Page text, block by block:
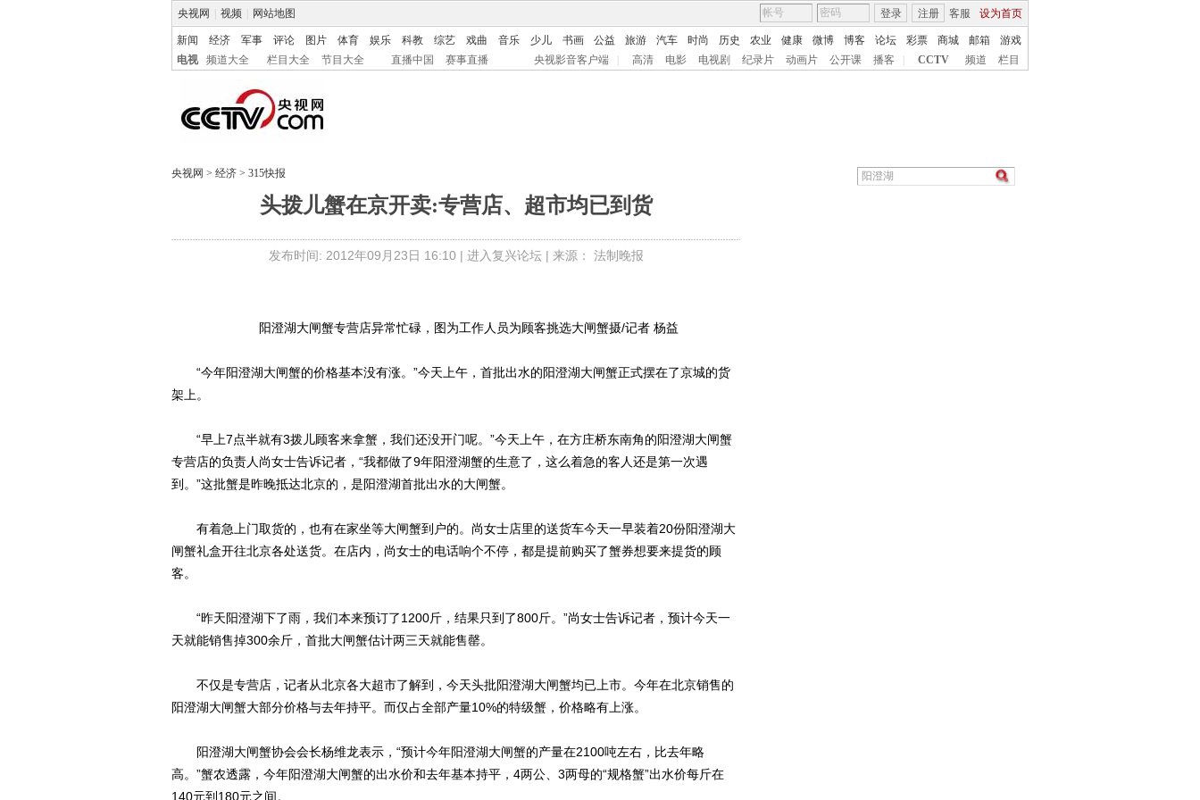
央视网 视频 网站地图 客服 设为首页
登录 注册
新闻 经济 军事 评论 图片 体育 娱乐 科教 综艺 戏曲 音乐 少儿 书画 公益 旅游 汽车 时尚 历史 农业 健康 微博 博客 论坛 彩票 商城 邮箱
游戏
电视
频道大全 栏目大全 节目大全 直播中国 赛事直播 央视影音客户端 高清 电影 电视剧 纪录片 动画片 公开课 播客 CCTV 频道 栏目
央视网 > 经济 > 315快报
头拨儿蟹在京开卖:专营店、超市均已到货
发布时间: 2012年09月23日 16:10 | 进入复兴论坛| 来源： 法制晚报
阳澄湖大闸蟹专营店异常忙碌，图为工作人员为顾客挑选大闸蟹摄/记者 杨益
“今年阳澄湖大闸蟹的价格基本没有涨。”今天上午，首批出水的阳澄湖大闸蟹正式摆在了京城的货
架上。
“早上7点半就有3拨儿顾客来拿蟹，我们还没开门呢。”今天上午，在方庄桥东南角的阳澄湖大闸蟹
专营店的负责人尚女士告诉记者，“我都做了9年阳澄湖蟹的生意了，这么着急的客人还是第一次遇
到。”这批蟹是昨晚抵达北京的，是阳澄湖首批出水的大闸蟹。
有着急上门取货的，也有在家坐等大闸蟹到户的。尚女士店里的送货车今天一早装着20份阳澄湖大
闸蟹礼盒开往北京各处送货。在店内，尚女士的电话响个不停，都是提前购买了蟹券想要来提货的顾
客。
“昨天阳澄湖下了雨，我们本来预订了1200斤，结果只到了800斤。”尚女士告诉记者，预计今天一
天就能销售掉300余斤，首批大闸蟹估计两三天就能售罄。
不仅是专营店，记者从北京各大超市了解到，今天头批阳澄湖大闸蟹均已上市。今年在北京销售的
阳澄湖大闸蟹大部分价格与去年持平。而仅占全部产量10%的特级蟹，价格略有上涨。
阳澄湖大闸蟹协会会长杨维龙表示，“预计今年阳澄湖大闸蟹的产量在2100吨左右，比去年略
高。”蟹农透露，今年阳澄湖大闸蟹的出水价和去年基本持平，4两公、3两母的“规格蟹”出水价每斤在
140元到180元之间。